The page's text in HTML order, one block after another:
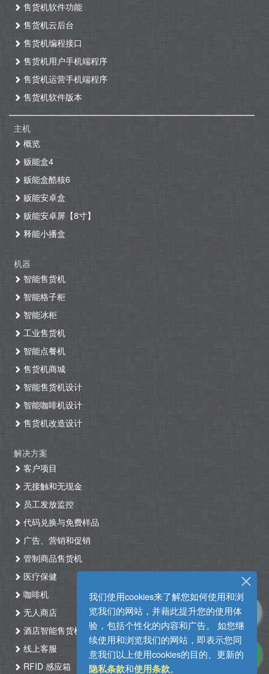
我们使用cookies来了解您如何使用和浏
览我们的网站，并藉此提升您的使用体
验，包括个性化的内容和广告。 如您继
续使用和浏览我们的网站，即表示您同
意我们以上使用cookies的目的、更新的
隐私条款和使用条款。
售货机软件功能
售货机云后台
售货机编程接口
售货机用户手机端程序
售货机运营手机端程序
售货机软件版本
主机
概览
贩能盒4
贩能盒酷核6
贩能安卓盒
贩能安卓屏【8寸】
释能小播盒
机器
智能售货机
智能格子柜
智能冰柜
工业售货机
智能点餐机
售货机商城
智能售货机设计
智能咖啡机设计
售货机改造设计
解决方案
客户项目
无接触和无现金
员工发放监控
代码兑换与免费样品
广告、营销和促销
管制商品售货机
医疗保健
咖啡机
无人商店
酒店智能售货机自助入住系统
线上客服
RFID 感应箱